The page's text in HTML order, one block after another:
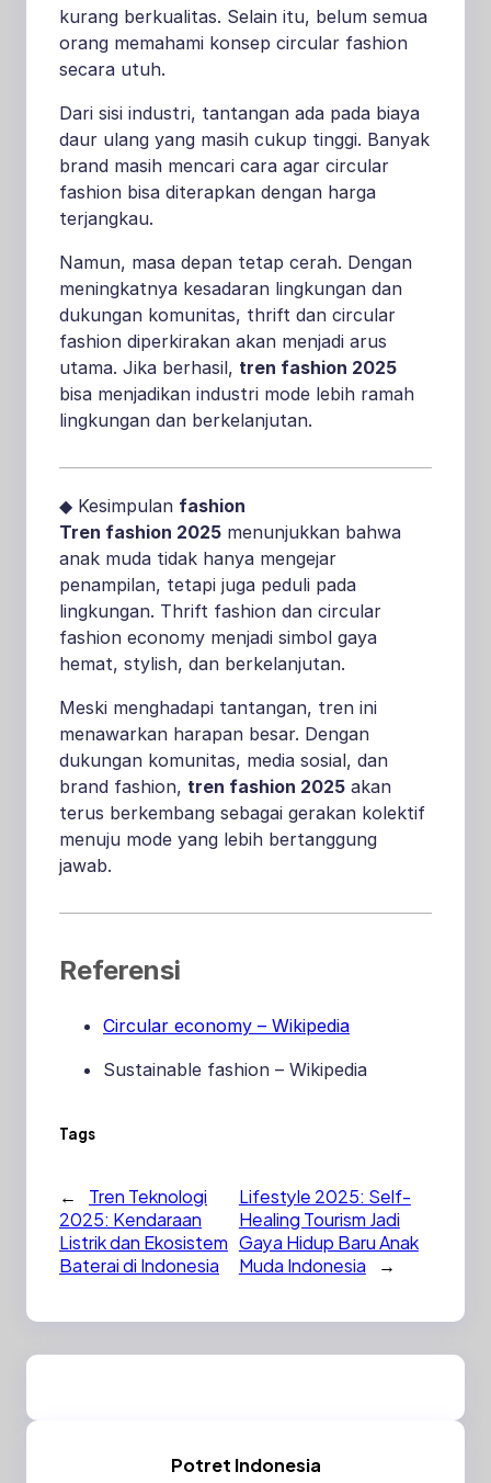
kurang berkualitas. Selain itu, belum semua
orang memahami konsep circular fashion
secara utuh.
Dari sisi industri, tantangan ada pada biaya
daur ulang yang masih cukup tinggi. Banyak
brand masih mencari cara agar circular
fashion bisa diterapkan dengan harga
terjangkau.
Namun, masa depan tetap cerah. Dengan
meningkatnya kesadaran lingkungan dan
dukungan komunitas, thrift dan circular
fashion diperkirakan akan menjadi arus
utama. Jika berhasil, tren fashion 2025
bisa menjadikan industri mode lebih ramah
lingkungan dan berkelanjutan.
◆ Kesimpulan fashion
Tren fashion 2025 menunjukkan bahwa
anak muda tidak hanya mengejar
penampilan, tetapi juga peduli pada
lingkungan. Thrift fashion dan circular
fashion economy menjadi simbol gaya
hemat, stylish, dan berkelanjutan.
Meski menghadapi tantangan, tren ini
menawarkan harapan besar. Dengan
dukungan komunitas, media sosial, dan
brand fashion, tren fashion 2025 akan
terus berkembang sebagai gerakan kolektif
menuju mode yang lebih bertanggung
jawab.
Referensi
Circular economy – Wikipedia
Sustainable fashion – Wikipedia
Tags
←
Tren Teknologi
2025: Kendaraan
Listrik dan Ekosistem
Baterai di Indonesia
Lifestyle 2025: Self-
Healing Tourism Jadi
Gaya Hidup Baru Anak
Muda Indonesia
→
Potret Indonesia